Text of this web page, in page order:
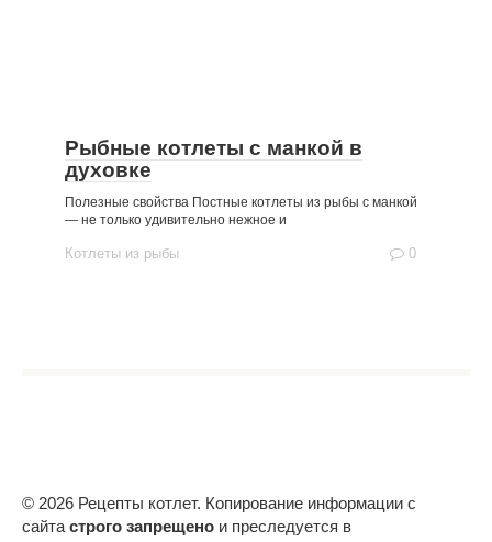
Рыбные котлеты с манкой в
духовке
Полезные свойства Постные котлеты из рыбы с манкой
— не только удивительно нежное и
Котлеты из рыбы 0
© 2026 Рецепты котлет. Копирование информации с
сайта строго запрещено и преследуется в